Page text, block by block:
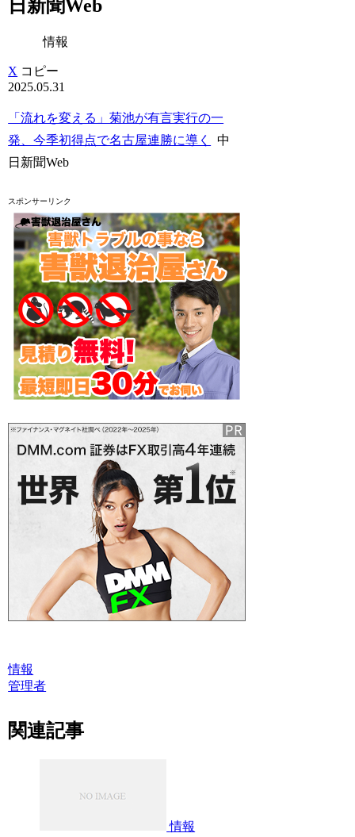
日新聞Web
情報
X コピー
2025.05.31
「流れを変える」菊池が有言実行の一
発、今季初得点で名古屋連勝に導く
中
日新聞Web
スポンサーリンク
情報
管理者
関連記事
情報